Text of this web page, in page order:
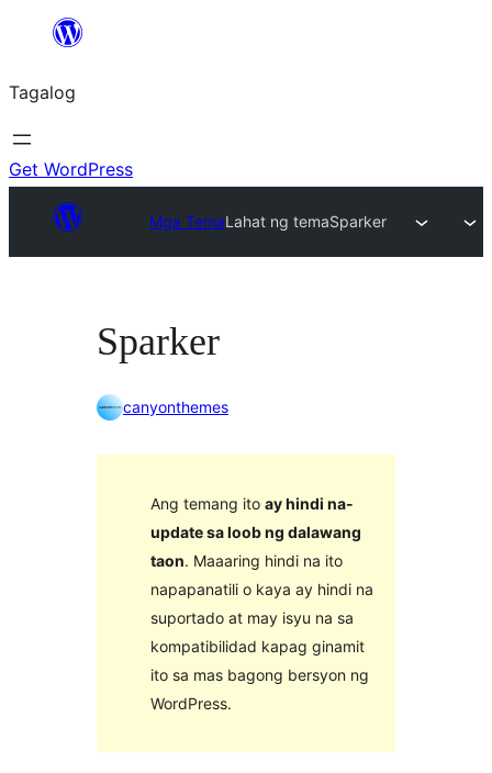
Lumaktaw
sa
content
Tagalog
Get WordPress
Mga TemaLahat ng temaSparker
Sparker
canyonthemes
Ang temang ito ay hindi na-
update sa loob ng dalawang
taon. Maaaring hindi na ito
napapanatili o kaya ay hindi na
suportado at may isyu na sa
kompatibilidad kapag ginamit
ito sa mas bagong bersyon ng
WordPress.